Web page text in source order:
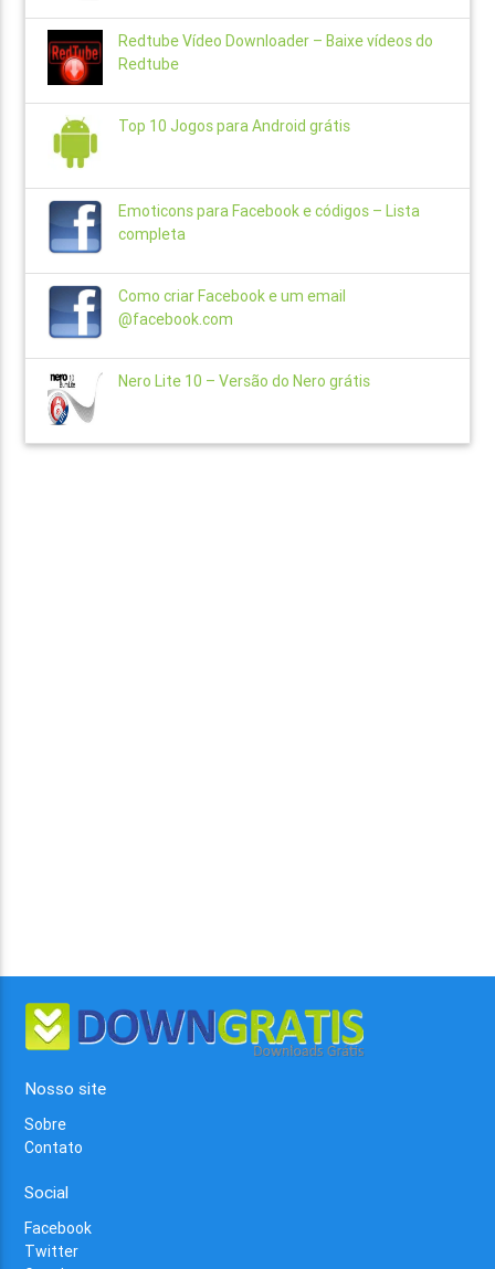
Redtube Vídeo Downloader – Baixe vídeos do
Redtube
Top 10 Jogos para Android grátis
Emoticons para Facebook e códigos – Lista
completa
Como criar Facebook e um email
@facebook.com
Nero Lite 10 – Versão do Nero grátis
Nosso site
Sobre
Contato
Social
Facebook
Twitter